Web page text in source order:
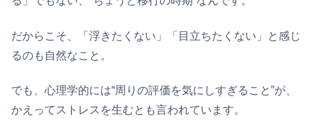
だからこそ、「浮きたくない」「目立ちたくない」と感じ
るのも自然なこと。
でも、心理学的には“周りの評価を気にしすぎること”が、
かえってストレスを生むとも言われています。